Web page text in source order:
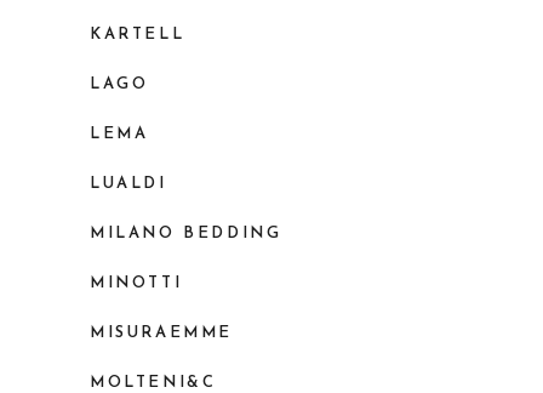
KARTELL
LAGO
LEMA
LUALDI
MILANO BEDDING
MINOTTI
MISURAEMME
MOLTENI&C